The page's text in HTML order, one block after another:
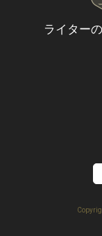
ライター